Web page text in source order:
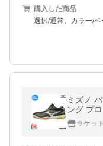
購入した商品
選択/通常、カラー/ベ
ミズノ
ング プ
け ユニ
ラケッ